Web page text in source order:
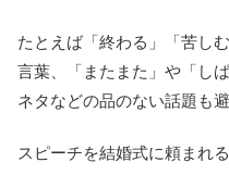
たとえば「終わる」「苦し
言葉、「またまた」や「し
ネタなどの品のない話題も
スピーチを結婚式に頼まれ